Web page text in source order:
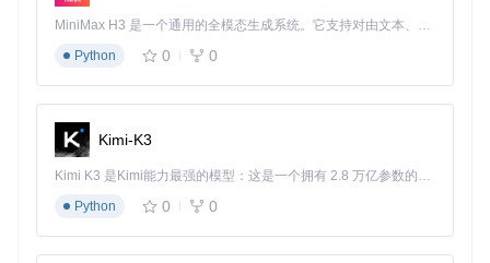
💡 专家提示：日常场景中，将面部遮罩羽化值设为3-5可有效
避免增强区域与背景的生硬过渡。
专业摄影后期：细节最大化参数方案
数配置应偏向细节保留与清晰度提升：
核心参数组合：
模型选择：gpen_bfr_2048（超高分辨率处理）
MiniMax H3 是一个通用的全模态生成系统。它支持对由文本、图像、视频和音频组成的多模态上下文进行统一理解，并能生成分辨率高达 2K、时长可达 15 秒的带原生立体声音频的视频。得益于面向任务泛化的系统设计，H3 在预训练阶段就已具备广泛的多模态上下文理解与生成能力，能够出色地执行复杂的多模态指令。
Python
0 0
Kimi-K3
Kimi K3 是Kimi能力最强的模型：这是一个拥有 2.8 万亿参数的混合专家（MoE）模型，具备原生视觉理解能力，并支持 100 万 token 的上下文窗口。
Python
0 0